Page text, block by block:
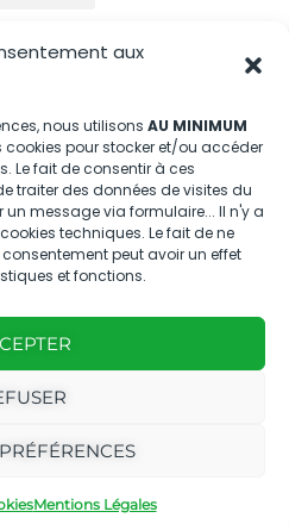
aux
nous utilisons AU MINIMUM
pour stocker et/ou accéder
Le fait de consentir à ces
traiter des données de visites du
un message via formulaire... Il n'y a
techniques. Le fait de ne
peut avoir un effet
et fonctions.
Mentions Légales